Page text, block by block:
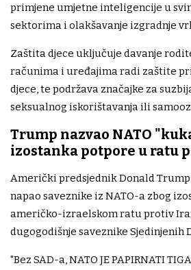
primjene umjetne inteligencije u
sektorima i olakšavanje izgradnje
Zaštita djece uključuje davanje
računima i uređajima radi zaštite
djece, te podržava značajke za
seksualnog iskorištavanja ili
Trump nazvao NATO
izostanka potpore u ratu
Američki predsjednik Donald
napao saveznike iz NATO-a zbog
američko-izraelskom ratu protiv
dugogodišnje saveznike Sjedinjenih
"Bez SAD-a, NATO JE PAPIRNATI